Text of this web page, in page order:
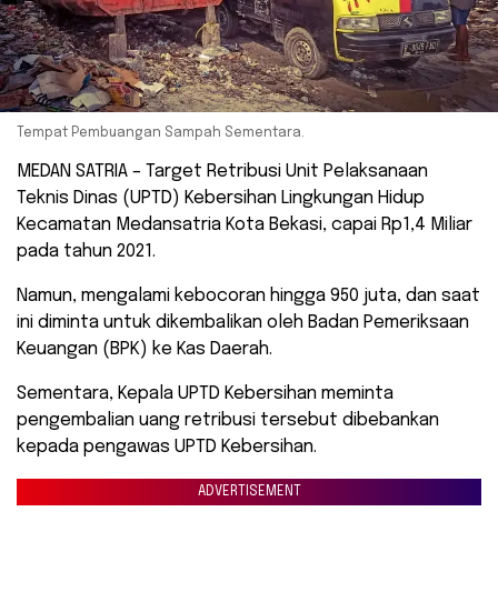
Tempat Pembuangan Sampah Sementara.
MEDAN SATRIA – Target Retribusi Unit Pelaksanaan
Teknis Dinas (UPTD) Kebersihan Lingkungan Hidup
Kecamatan Medansatria Kota Bekasi, capai Rp1,4 Miliar
pada tahun 2021.
Namun, mengalami kebocoran hingga 950 juta, dan saat
ini diminta untuk dikembalikan oleh Badan Pemeriksaan
Keuangan (BPK) ke Kas Daerah.
Sementara, Kepala UPTD Kebersihan meminta
pengembalian uang retribusi tersebut dibebankan
kepada pengawas UPTD Kebersihan.
ADVERTISEMENT